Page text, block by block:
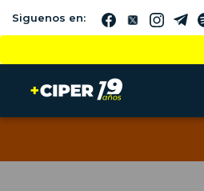
Siguenos en: